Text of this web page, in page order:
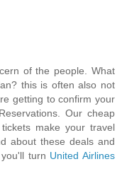
of the people. What
this is often also not
getting to confirm your
Our cheap
make your travel
about these deals and
turn United Airlines